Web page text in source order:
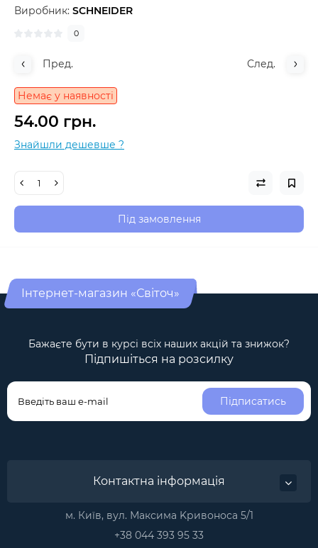
Виробник: SCHNEIDER
0
Пред. След.
Немає у наявності
54.00 грн.
Знайшли дешевше ?
Під замовлення
Інтернет-магазин «Світоч»
Бажаєте бути в курсі всіх наших акцій та знижок?
Підпишіться на розсилку
Підписатись
Контактна інформація
м. Київ, вул. Максима Kривоноса 5/1
+38 044 393 95 33